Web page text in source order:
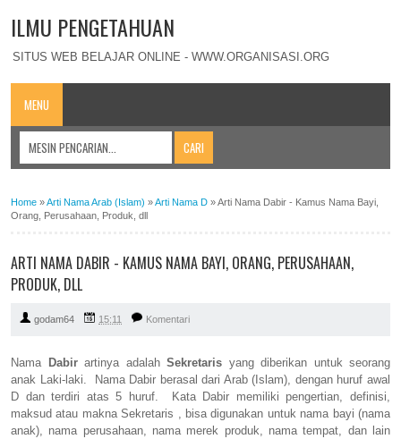
ILMU PENGETAHUAN
SITUS WEB BELAJAR ONLINE - WWW.ORGANISASI.ORG
MENU
Home »Arti Nama Arab (Islam) »Arti Nama D »Arti Nama Dabir - Kamus Nama Bayi,
Orang, Perusahaan, Produk, dll
ARTI NAMA DABIR - KAMUS NAMA BAYI, ORANG, PERUSAHAAN,
PRODUK, DLL
godam64 15:11 Komentari
Nama Dabirartinya adalah Sekretaris yang diberikan untuk seorang
anak Laki-laki. Nama Dabir berasal dari Arab (Islam), dengan huruf awal
D dan terdiri atas 5 huruf. Kata Dabir memiliki pengertian, definisi,
maksud atau makna Sekretaris , bisa digunakan untuk nama bayi (nama
anak), nama perusahaan, nama merek produk, nama tempat, dan lain